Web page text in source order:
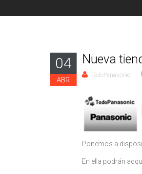
04
ABR
Nueva
TodoPanasonic
Ponemos a
En ella podrán